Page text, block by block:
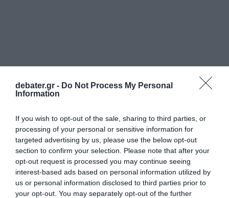
debater.gr - Do Not Process My Personal
Information
If you wish to opt-out of the sale, sharing to third parties, or
processing of your personal or sensitive information for
targeted advertising by us, please use the below opt-out
section to confirm your selection. Please note that after your
opt-out request is processed you may continue seeing
interest-based ads based on personal information utilized by
us or personal information disclosed to third parties prior to
your opt-out. You may separately opt-out of the further
ΕΛΛΑΔΑ